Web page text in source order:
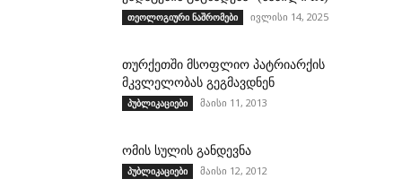
თეოლოგიური ნაშრომები ივლისი 14, 2025
თურქეთში მსოფლიო პატრიარქის
მკვლელობას გეგმავდნენ
პუბლიკაციები მაისი 11, 2013
ომის სულის განდევნა
პუბლიკაციები მაისი 12, 2012